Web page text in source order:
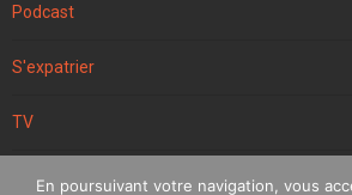
Podcast
S'expatrier
TV
Voyager
En poursuivant votre navigation, vous